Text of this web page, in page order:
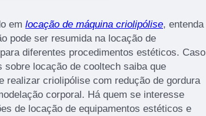
em locação de máquina criolipólise, entenda
pode ser resumida na locação de
diferentes procedimentos estéticos. Caso
sobre locação de cooltech saiba que
realizar criolipólise com redução de gordura
corporal. Há quem se interesse
de locação de equipamentos estéticos e